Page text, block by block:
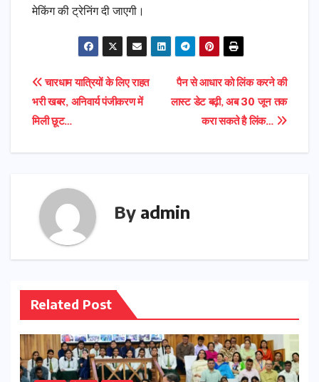
मेकिंग की ट्रेनिंग दी जाएगी।
Post
navigation
पैन से आधार को लिंक करने की
लास्ट डेट बढ़ी, अब 30 जून तक
करा सकते है लिंक…
चारधाम यात्रियों के लिए राहत
भरी खबर, अनिवार्य पंजीकरण में
मिली छूट…
By admin
Related Post